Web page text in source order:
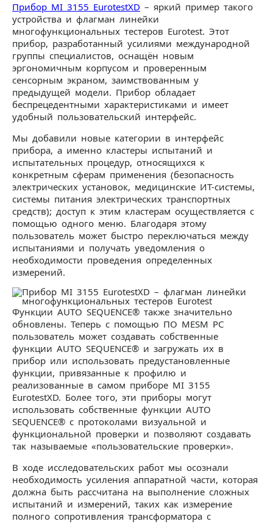
Прибор MI 3155 EurotestXD – яркий пример такого
устройства и флагман линейки
многофункциональных тестеров Eurotest. Этот
прибор, разработанный усилиями международной
группы специалистов, оснащён новым
эргономичным корпусом и проверенным
сенсорным экраном, заимствованным у
предыдущей модели. Прибор обладает
беспрецедентными характеристиками и имеет
удобный пользовательский интерфейс.
Мы добавили новые категории в интерфейс
прибора, а именно кластеры испытаний и
испытательных процедур, относящихся к
конкретным сферам применения (безопасность
электрических установок, медицинские ИТ-системы,
системы питания электрических транспортных
средств); доступ к этим кластерам осуществляется с
помощью одного меню. Благодаря этому
пользователь может быстро переключаться между
испытаниями и получать уведомления о
необходимости проведения определенных
измерений.
Функции AUTO SEQUENCE® также значительно
обновлены. Теперь с помощью ПО MESM PC
пользователь может создавать собственные
функции AUTO SEQUENCE® и загружать их в
прибор или использовать предустановленные
функции, привязанные к профилю и
реализованные в самом приборе MI 3155
EurotestXD. Более того, эти приборы могут
использовать собственные функции AUTO
SEQUENCE® с протоколами визуальной и
функциональной проверки и позволяют создавать
так называемые «пользовательские проверки».
В ходе исследовательских работ мы осознали
необходимость усиления аппаратной части, которая
должна быть рассчитана на выполнение сложных
испытаний и измерений, таких как измерение
полного сопротивления трансформатора с